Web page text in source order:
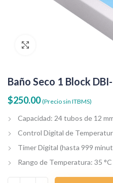
Baño Seco 1 Block
$250.00 (Precio sin ITBMS)
Capacidad: 24 tubos de 12
Control Digital de
Timer Digital (hasta 999
Rango de Temperatura: 35 °C